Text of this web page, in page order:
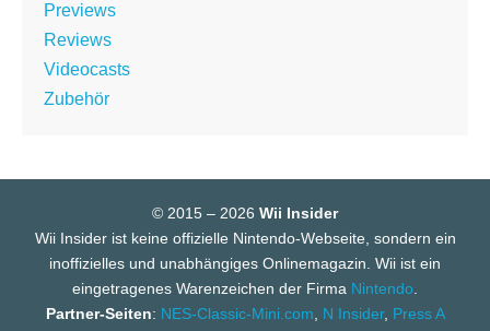
Previews
Reviews
Videocasts
Zubehör
© 2015 – 2026 Wii Insider
Wii Insider ist keine offizielle Nintendo-Webseite, sondern ein
inoffizielles und unabhängiges Onlinemagazin. Wii ist ein
eingetragenes Warenzeichen der Firma Nintendo.
Partner-Seiten: NES-Classic-Mini.com, N Insider, Press A